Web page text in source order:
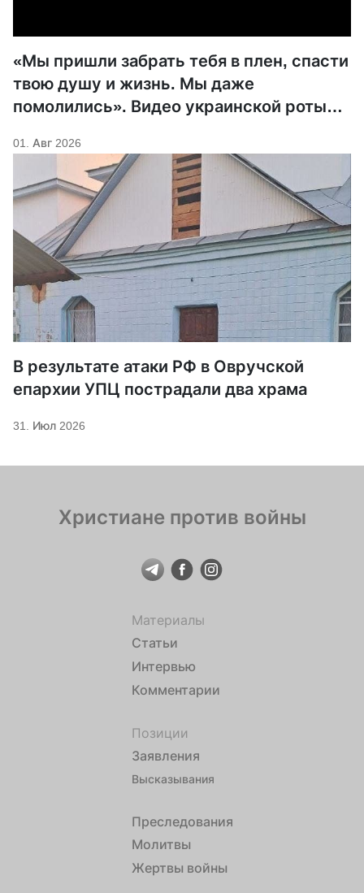
«Мы пришли забрать тебя в плен, спасти
твою душу и жизнь. Мы даже
помолились». Видео украинской роты
российского военного
01. Авг 2026
В результате атаки РФ в Овручской
епархии УПЦ пострадали два храма
31. Июл 2026
Христиане против войны
Материалы
Статьи
Интервью
Комментарии
Позиции
Заявления
Высказывания
Преследования
Молитвы
Жертвы войны